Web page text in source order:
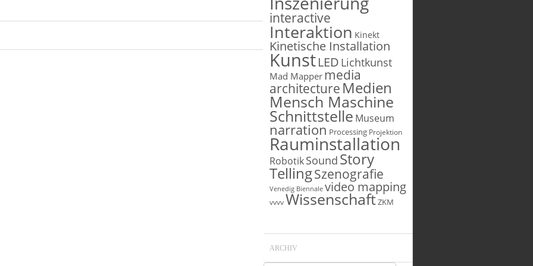
interactive
Interaktion Kinekt
Kinetische Installation
KunstLED Lichtkunst
Mad Mapper media
architecture Medien
Mensch Maschine
Schnittstelle Museum
narration Processing Projektion
Rauminstallation
RobotikSound Story
TellingSzenografie
Venedig Biennale video mapping
vvvv WissenschaftZKM
ARCHIV